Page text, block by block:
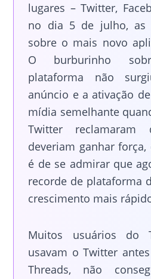
lugares – Twitter,
no dia 5 de julho, as
sobre o mais novo
O burburinho
plataforma não
anúncio e a ativação
mídia semelhante
Twitter
deveriam ganhar
é de se admirar que
recorde de plataforma
crescimento mais
Muitos usuários do
usavam o Twitter
Threads, não